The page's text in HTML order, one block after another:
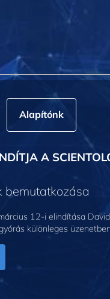
Alapítónk
A
bemutatkozása
12-i elindítása David
különleges